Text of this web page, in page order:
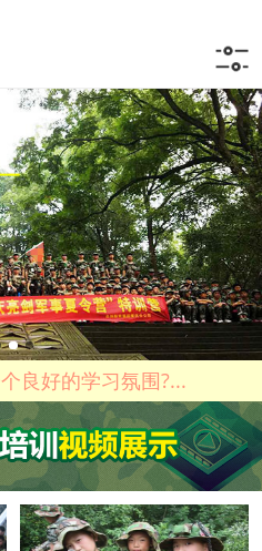
良好的学习氛围?...